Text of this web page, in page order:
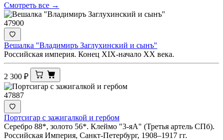
Смотреть все →
47900
Вешалка "Владимиръ Заглухинский и сынъ"
Российская империя. Конец XIX-начало ХХ века.
2 300 ₽
47887
Портсигар с зажигалкой и гербом
Серебро 88*, золото 56*. Клеймо "3-яА" (Третья артель СПб).
Российская Империя, Санкт-Петербург, 1908–1917 гг.